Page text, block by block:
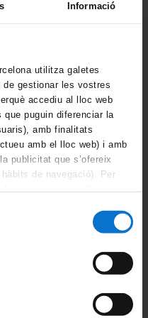
Informació
utilitza galetes
gestionar les vostres
accediu al lloc web
puguin diferenciar la
amb finalitats
amb el lloc web) i amb
publicitat que s’ofereix
de navegació). Per
22 02:00:00 CEST 2021
del màster de
01 02:00:00 CEST 2021